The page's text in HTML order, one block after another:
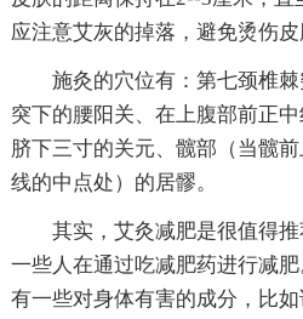
应注意艾灰的掉落，避免烫伤皮
施灸的穴位有：第七颈椎
突下的腰阳关、在上腹部前正中
脐下三寸的关元、髋部（当髋
线的中点处）的居髎。
其实，艾灸减肥是很值得
一些人在通过吃减肥药进行减
有一些对身体有害的成分，比